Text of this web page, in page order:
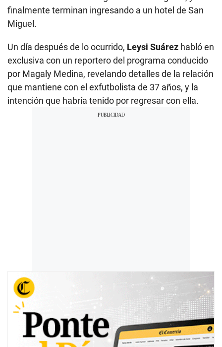
finalmente terminan ingresando a un hotel de San
Miguel.
Un día después de lo ocurrido, Leysi Suárez habló en
exclusiva con un reportero del programa conducido
por Magaly Medina, revelando detalles de la relación
que mantiene con el exfutbolista de 37 años, y la
intención que habría tenido por regresar con ella.